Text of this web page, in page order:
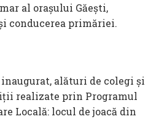
al orașului Găești,
conducerea primăriei.
inaugurat, alături de colegi și
realizate prin Programul
Locală: locul de joacă din